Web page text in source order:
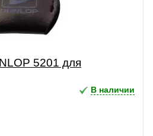
5201 для
В наличии